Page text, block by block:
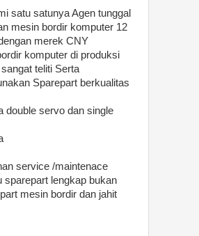
satu satunya Agen tunggal
mesin bordir komputer 12
merek CNY
komputer di produksi
teliti Serta
Sparepart berkualitas
double servo dan single
service /maintenace
sparepart lengkap bukan
mesin bordir dan jahit